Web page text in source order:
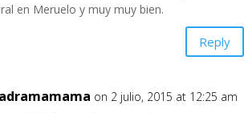
en Meruelo y muy muy bien.
Reply
on 2 julio, 2015 at 12:25 am